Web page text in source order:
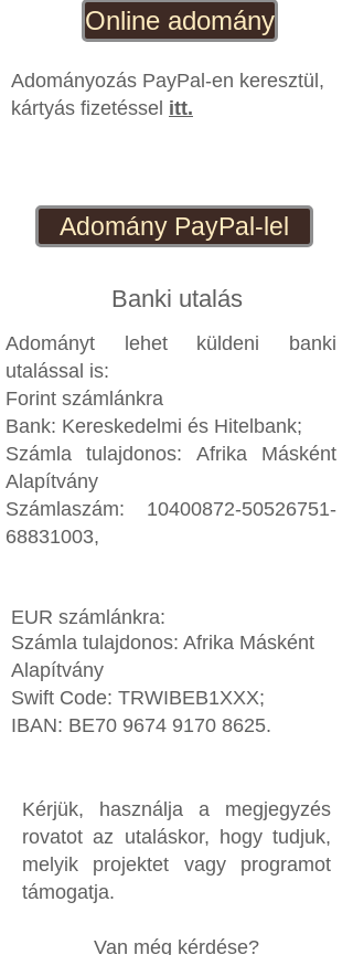
Online adomány
Adományozás PayPal-en keresztül,
kártyás fizetéssel itt.
Adomány PayPal-lel
Banki utalás
Adományt lehet küldeni banki
utalással is:
Forint számlánkra
Bank: Kereskedelmi és Hitelbank;
Számla tulajdonos: Afrika Másként
Alapítvány
Számlaszám: 10400872-50526751-
68831003, ​​
EUR számlánkra:
Számla tulajdonos: Afrika Másként
Alapítvány
Swift Code: TRWIBEB1XXX;
IBAN: BE70 9674 9170 8625.
​Kérjük, használja a megjegyzés
rovatot az utaláskor, hogy tudjuk,
melyik projektet vagy programot
támogatja.
Van még kérdése?